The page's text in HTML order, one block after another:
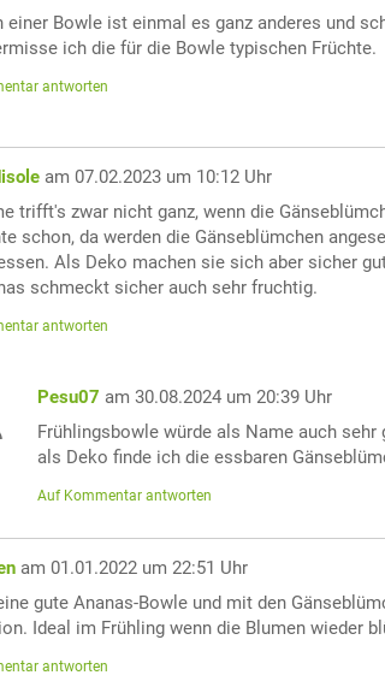
einer Bowle ist einmal es ganz anderes und
ich die für die Bowle typischen Früchte.
antworten
am 07.02.2023 um 10:12 Uhr
trifft's zwar nicht ganz, wenn die
schon, da werden die Gänseblümchen
Als Deko machen sie sich aber sicher
schmeckt sicher auch sehr fruchtig.
antworten
Pesu07 am 30.08.2024 um 20:39 Uhr
Frühlingsbowle würde als Name auch sehr
als Deko finde ich die essbaren
Auf Kommentar antworten
am 01.01.2022 um 22:51 Uhr
gute Ananas-Bowle und mit den
Ideal im Frühling wenn die Blumen wieder
antworten